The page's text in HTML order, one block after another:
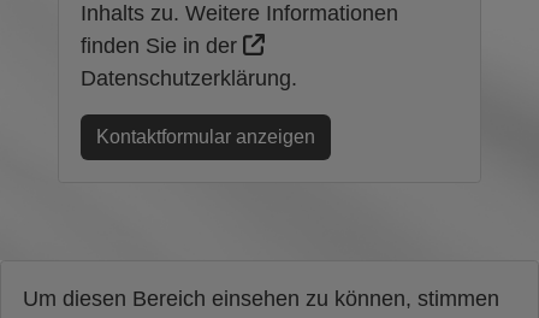
Inhalts zu. Weitere Informationen
finden Sie in der
Datenschutzerklärung.
Kontaktformular anzeigen
Um diesen Bereich einsehen zu können, stimmen